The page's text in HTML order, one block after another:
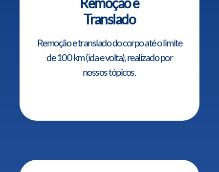
Translado
Remoção e translado do corpo até o limite
de 100 km (ida e volta), realizado por
nossos tópicos.